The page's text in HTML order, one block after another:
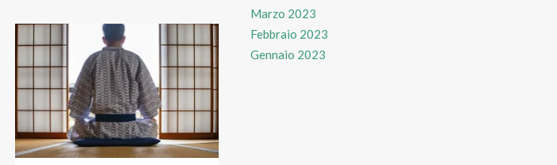
Marzo 2023
Febbraio 2023
Gennaio 2023